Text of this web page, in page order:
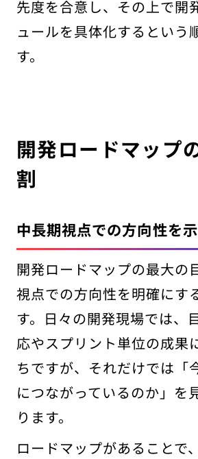
先度を合意し、その上で開
ュールを具体化するという
す。
開発ロードマップ
割
中長期視点での方向性を
開発ロードマップの最大の
視点での方向性を明確にす
す。日々の開発現場では、
応やスプリント単位の成果
ちですが、それだけでは「
につながっているのか」を
ります。
ロードマップがあることで